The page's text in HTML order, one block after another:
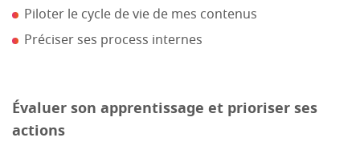
Piloter le cycle de vie de mes contenus
Préciser ses process internes
Évaluer son apprentissage et prioriser ses
actions